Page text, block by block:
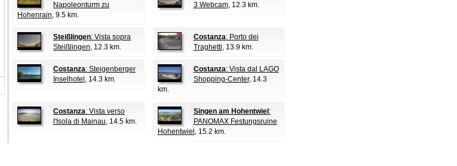
Napoleonturm zu
Hohenrain, 9.5 km.
3 Webcam, 12.3 km.
Steißlingen: Vista sopra
Steißlingen, 12.3 km.
Costanza: Porto dei
Traghetti, 13.9 km.
Costanza: Steigenberger
Inselhotel , 14.3 km.
Costanza: Vista dal LAGO
Shopping-Center, 14.3
km.
Costanza: Vista verso
l'Isola di Mainau, 14.5 km.
Singen am Hohentwiel :
PANOMAX Festungsruine
Hohentwiel , 15.2 km.